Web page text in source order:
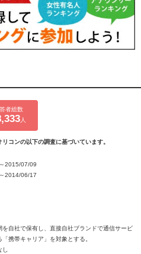
者総数
人
コンの以下の調査に基づいています。
2015/07/09
2014/06/17
を自社で保有し、直接自社ブランドで通信サービ
「携帯キャリア」を対象とする。